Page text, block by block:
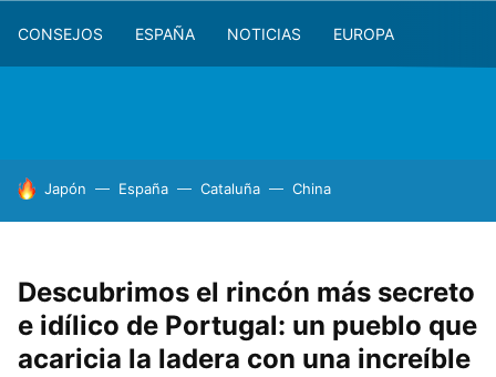
CONSEJOS ESPAÑA NOTICIAS EUROPA
HOY SE HABLA DE
Japón España Cataluña China
Descubrimos el rincón más secreto
e idílico de Portugal: un pueblo que
acaricia la ladera con una increíble